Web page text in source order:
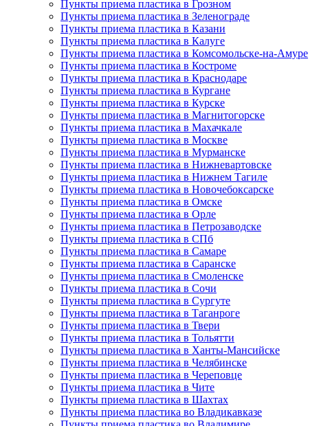
Пункты приема пластика в Грозном
Пункты приема пластика в Зеленограде
Пункты приема пластика в Казани
Пункты приема пластика в Калуге
Пункты приема пластика в Комсомольске-на-Амуре
Пункты приема пластика в Костроме
Пункты приема пластика в Краснодаре
Пункты приема пластика в Кургане
Пункты приема пластика в Курске
Пункты приема пластика в Магнитогорске
Пункты приема пластика в Махачкале
Пункты приема пластика в Москве
Пункты приема пластика в Мурманске
Пункты приема пластика в Нижневартовске
Пункты приема пластика в Нижнем Тагиле
Пункты приема пластика в Новочебоксарске
Пункты приема пластика в Омске
Пункты приема пластика в Орле
Пункты приема пластика в Петрозаводске
Пункты приема пластика в СПб
Пункты приема пластика в Самаре
Пункты приема пластика в Саранске
Пункты приема пластика в Смоленске
Пункты приема пластика в Сочи
Пункты приема пластика в Сургуте
Пункты приема пластика в Таганроге
Пункты приема пластика в Твери
Пункты приема пластика в Тольятти
Пункты приема пластика в Ханты-Мансийске
Пункты приема пластика в Челябинске
Пункты приема пластика в Череповце
Пункты приема пластика в Чите
Пункты приема пластика в Шахтах
Пункты приема пластика во Владикавказе